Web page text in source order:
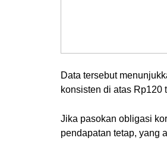
Data tersebut
konsisten di atas Rp120
Jika pasokan obligasi
pendapatan tetap, yang